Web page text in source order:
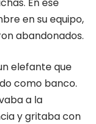
en su equipo,
abandonados.
elefante que
como banco.
a la
y gritaba con